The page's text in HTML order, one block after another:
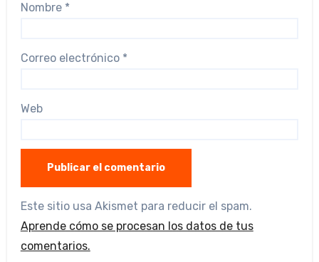
Nombre *
Correo electrónico *
Web
Este sitio usa Akismet para reducir el spam.
Aprende cómo se procesan los datos de tus
comentarios.